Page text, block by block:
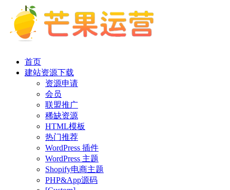
首页
建站资源下载
资源申请
会员
联盟推广
稀缺资源
HTML模板
热门推荐
WordPress 插件
WordPress 主题
Shopify电商主题
PHP&App源码